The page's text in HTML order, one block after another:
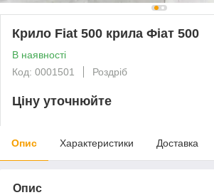
Крило Fiat 500 крила Фіат 500
В наявності
Код: 0001501
Роздріб
Ціну уточнюйте
Опис Характеристики Доставка
Опис